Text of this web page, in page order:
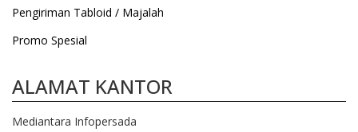
Pengiriman Tabloid / Majalah
Promo Spesial
ALAMAT KANTOR
Mediantara Infopersada